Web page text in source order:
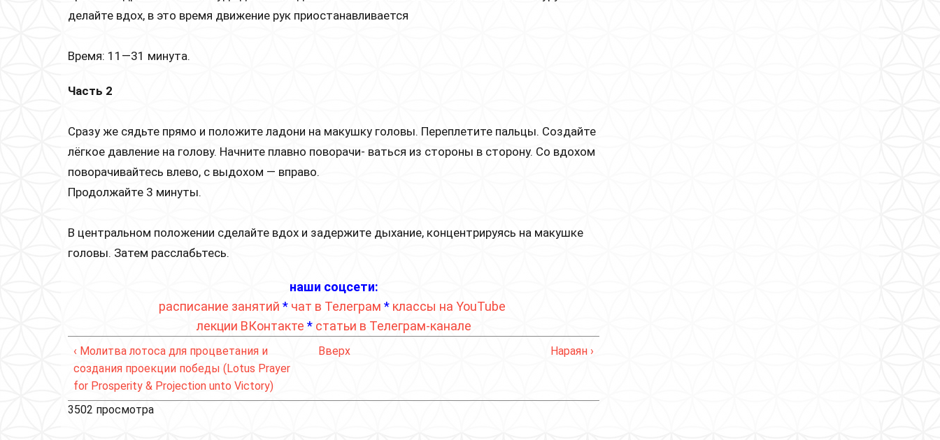
делайте вдох, в это время движение рук приостанавливается
Время: 11—31 минута.
Часть 2
Сразу же сядьте прямо и положите ладони на макушку головы. Переплетите пальцы. Создайте
лёгкое давление на голову. Начните плавно поворачи- ваться из стороны в сторону. Со вдохом
поворачивайтесь влево, с выдохом — вправо.
Продолжайте 3 минуты.
В центральном положении сделайте вдох и задержите дыхание, концентрируясь на макушке
головы. Затем расслабьтесь.
наши соцсети:
расписание занятий * чат в Телеграм * классы на YouTube
лекции ВКонтакте * статьи в Телеграм-канале
‹ Молитва лотоса для процветания и
создания проекции победы (Lotus Prayer
for Prosperity & Projection unto Victory)
Вверх Нараян ›
3502 просмотра